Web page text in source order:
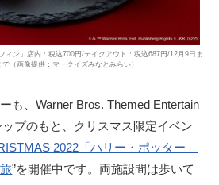
ィン」店内：税込700円/テイクアウト：税込687円/12月9日ま
（画像提供：マークイズみなとみらい）
も、Warner Bros. Themed Entertain
プのもと、クリスマス限定イベン
2022「ハリー・ポッター」
”を開催中です。両施設間は歩いて